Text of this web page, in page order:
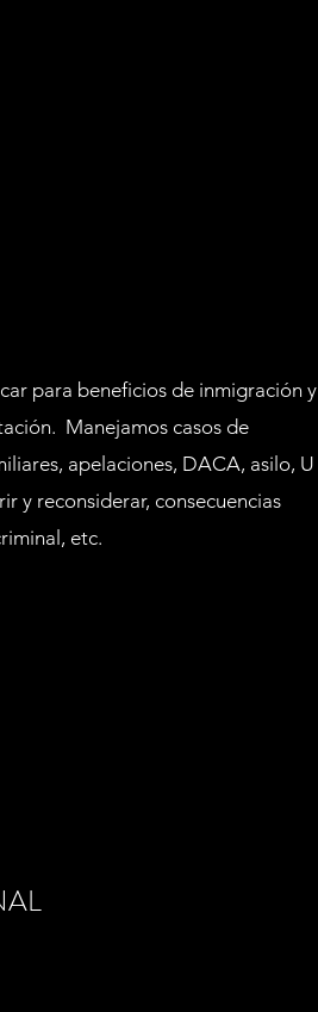
para beneficios de inmigración y
Manejamos casos de
apelaciones, DACA, asilo, U
y reconsiderar, consecuencias
etc.